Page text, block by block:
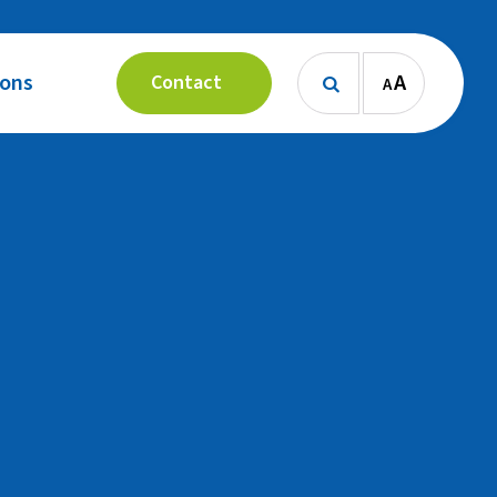
Contact  AA